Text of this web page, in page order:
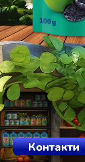
Контакти